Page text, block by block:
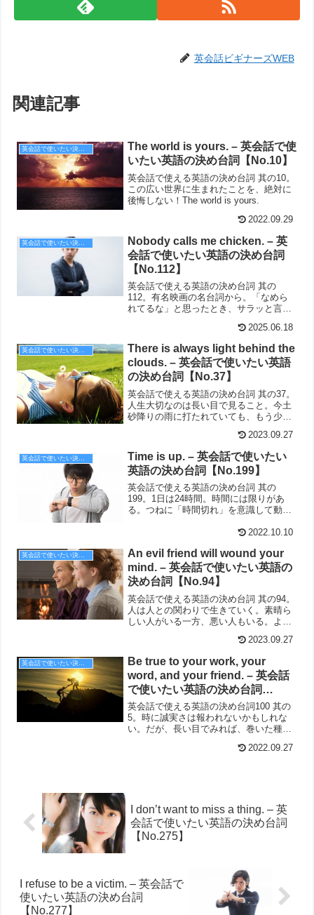
英会話ビギナーズWEB
関連記事
英会話で使いたい決め台詞
The world is yours. – 英会話で使
いたい英語の決め台詞【No.10】
英会話で使える英語の決め台詞 其の10。
この広い世界に生まれたことを、絶対に
後悔しない！The world is yours.
2022.09.29
英会話で使いたい決め台詞
Nobody calls me chicken. – 英
会話で使いたい英語の決め台詞
【No.112】
英会話で使える英語の決め台詞 其の
112。有名映画の名台詞から。「なめら
れてるな」と思ったとき、サラッと言え
2025.06.18
英会話で使いたい決め台詞
There is always light behind the
clouds. – 英会話で使いたい英語
の決め台詞【No.37】
英会話で使える英語の決め台詞 其の37。
人生大切なのは長い目で見ること。今土
砂降りの雨に打たれていても、もう少し
always light behind the clouds.2023.09.27
英会話で使いたい決め台詞
Time is up. – 英会話で使いたい
英語の決め台詞【No.199】
英会話で使える英語の決め台詞 其の
199。1日は24時間。時間には限りがあ
る。つねに「時間切れ」を意識して動き
2022.10.10
英会話で使いたい決め台詞
An evil friend will wound your
mind. – 英会話で使いたい英語の
決め台詞【No.94】
英会話で使える英語の決め台詞 其の94。
人は人との関わりで生きていく。素晴ら
しい人がいる一方、悪い人もいる。よ
2023.09.27
英会話で使いたい決め台詞
Be true to your work, your
word, and your friend. – 英会話
で使いたい英語の決め台詞
【No.5】
英会話で使える英語の決め台詞100 其の
5。時に誠実さは報われないかもしれな
い。だが、長い目でみれば、巻いた種は
2022.09.27
I don’t want to miss a thing. – 英
会話で使いたい英語の決め台詞
【No.275】
I refuse to be a victim. – 英会話で
使いたい英語の決め台詞
【No.277】